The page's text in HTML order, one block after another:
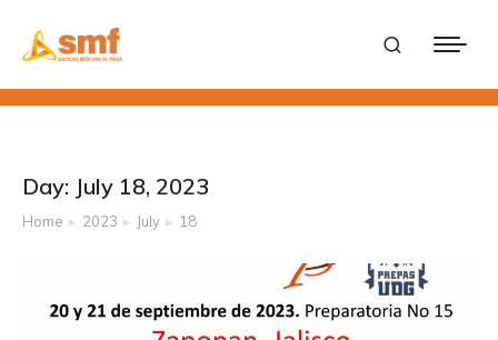
Day: July 18, 2023
You are here:
Home 2023 July 18